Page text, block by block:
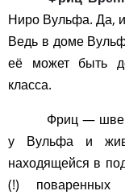
Ниро Вульфа. Да,
Ведь в доме
её может быть
класса.
Фриц —
у Вульфа и
находящейся в
(!) поваренных